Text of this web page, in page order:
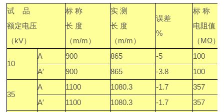
试 品
额定电压
（kV）
标 称
长 度
（m/m）
实 测
长 度
（m/m）
误差
%
标 称
电阻值
（MΩ）
10
A 900 865 -5
100
A′
900 865 -3.8 100
35
A 1100 1080.3 -1.7
357
A′
1100 1080.3 -1.7 357